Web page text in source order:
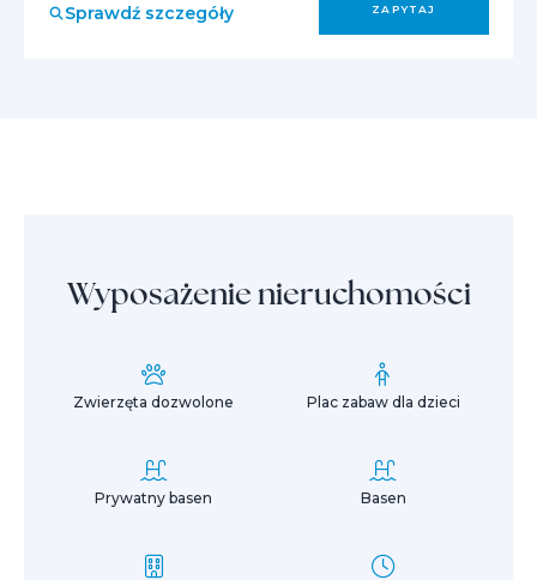
Sprawdź szczegóły ZAPYTAJ
Wyposażenie nieruchomości
Zwierzęta dozwolone Plac zabaw dla dzieci
Prywatny basen Basen